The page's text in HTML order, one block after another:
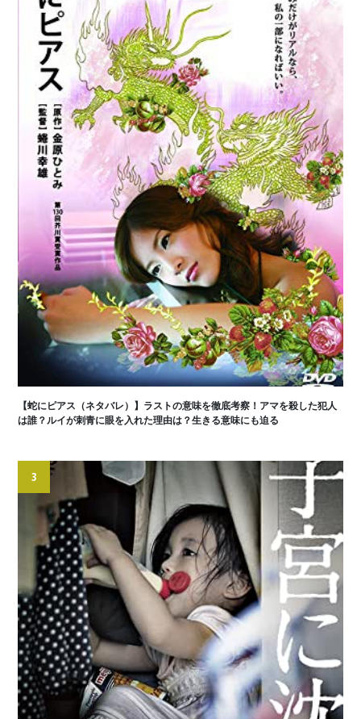
【蛇にピアス（ネタバレ）】ラストの意味を徹底考察！アマを殺した犯人
は誰？ルイが刺青に眼を入れた理由は？生きる意味にも迫る
3